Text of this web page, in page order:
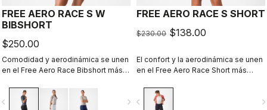
FREE AERO RACE S W
BIBSHORT
$250.00
Comodidad y aerodinámica se unen
en el Free Aero Race Bibshort más
navigate_next
FREE AERO RACE S SHORT
$230.00 $138.00
El confort y la aerodinámica se unen
en el Free Aero Race Short más
navigate_before